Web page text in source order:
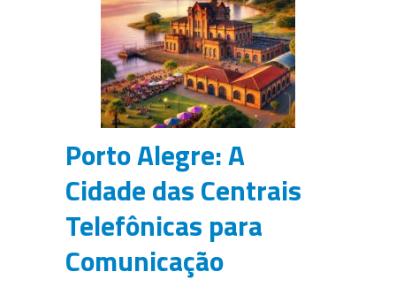
Porto Alegre: A
Cidade das Centrais
Telefônicas para
Comunicação